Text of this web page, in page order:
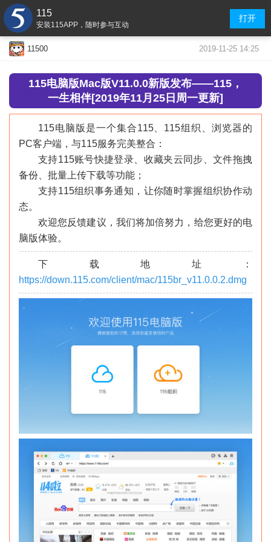
115
安装115APP，随时参与互动
打开
11500 2019-11-25 14:25
115电脑版Mac版V11.0.0新版发布——115，
一生相伴[2019年11月25日周一更新]
115电脑版是一个集合115、115组织、浏览器的
PC客户端，与115服务完美整合：
支持115账号快捷登录、收藏夹云同步、文件拖拽
备份、批量上传下载等功能；
支持115组织事务通知，让你随时掌握组织协作动
态。
欢迎您反馈建议，我们将加倍努力，给您更好的电
脑版体验。
下载地址：
https://down.115.com/client/mac/115br_v11.0.0.2.dmg